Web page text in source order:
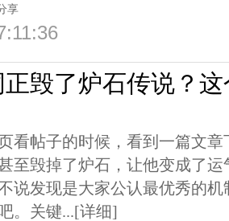
享
毁了炉石传说？
看帖子的时候，看到一篇文
至毁掉了炉石，让他变成了
说发现是大家公认最优秀的
。关键...[详细]